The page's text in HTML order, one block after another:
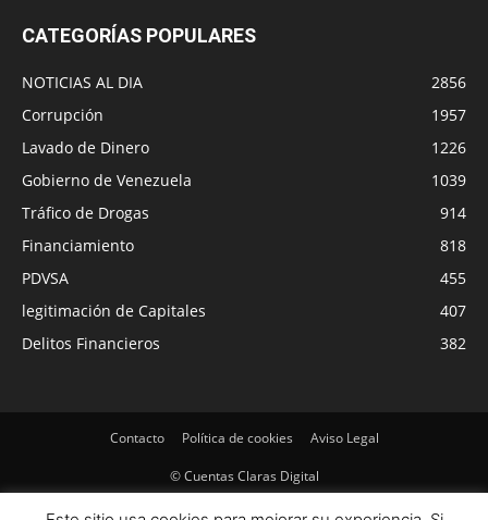
CATEGORÍAS POPULARES
NOTICIAS AL DIA
2856
Corrupción
1957
Lavado de Dinero
1226
Gobierno de Venezuela
1039
Tráfico de Drogas
914
Financiamiento
818
PDVSA
455
legitimación de Capitales
407
Delitos Financieros
382
Contacto Política de cookies Aviso Legal
© Cuentas Claras Digital